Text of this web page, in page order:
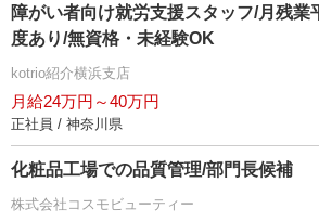
障がい者向け就労支援スタッフ/月残業
度あり/無資格・未経験OK
kotrio紹介横浜支店
月給24万円～40万円
正社員 / 神奈川県
化粧品工場での品質管理/部門長候補
株式会社コスモビューティー